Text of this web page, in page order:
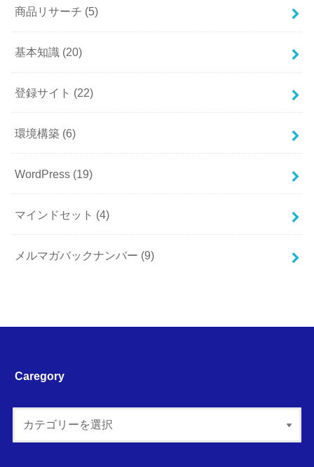
商品リサーチ (5)
基本知識 (20)
登録サイト (22)
環境構築 (6)
WordPress (19)
マインドセット (4)
メルマガバックナンバー (9)
Caregory